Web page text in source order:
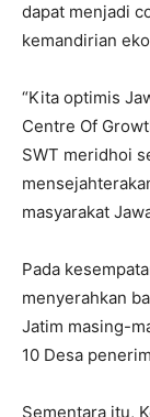
dapat menjadi
kemandirian
“Kita optimis
Centre Of
SWT meridhoi
masyarakat
Pada
menyerahkan
Jatim masing-
10 Desa
Sementara itu,